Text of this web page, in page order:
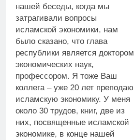
нашей беседы, когда мы
затрагивали вопросы
исламской экономики, нам
было сказано, что глава
республики является доктором
экономических наук,
профессором. Я тоже Ваш
коллега – уже 20 лет преподаю
исламскую экономику. У меня
около 30 трудов, книг, две из
них, посвященные исламской
экономике, в конце нашей